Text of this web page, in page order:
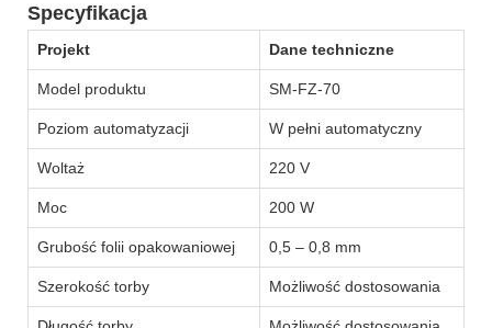
Specyfikacja
Projekt Dane techniczne
Model produktu SM-FZ-70
Poziom automatyzacji W pełni automatyczny
Woltaż 220 V
Moc 200 W
Grubość folii opakowaniowej 0,5 – 0,8 mm
Szerokość torby Możliwość dostosowania